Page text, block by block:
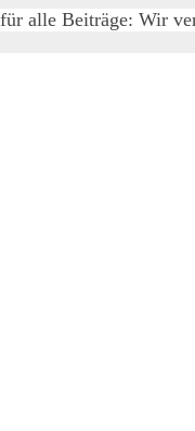
alle Beiträge: Wir